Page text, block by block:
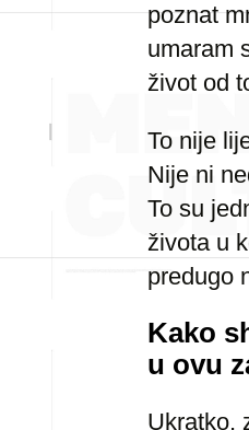
poznat
umaram
život od
To nije
Nije ni
To su
života u
predugo
Kako
u ovu
Ukratko,